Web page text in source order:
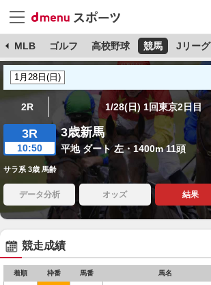
MLB ゴルフ 高校野球 競馬 Jリーグ
2R 1/28(日) 1回東京2日目
3R
10:50
3歳新馬
平地 ダート 左・1400m 11頭
サラ系 3歳 馬齢
データ分析 オッズ 結果
競走成績
着順 枠番 馬番 馬名